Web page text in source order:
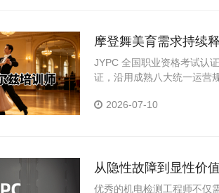
摩登舞美育需求持续
资评价体系
JYPC 全国职业资格考试认
证，沿用成熟八大统一运营
2026-07-10
从隐性故障到显性价
优秀的机电检测工程师不仅